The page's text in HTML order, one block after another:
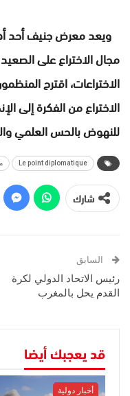
ويعد معرض جنيف أحد
مجال الاختراع على
الاختراعات، اقترح
الاختراع من الفكرة إلى
للنهوض بالحس العلمي
Le point diplomatique
شارك
السابق
رئيس الاتحاد الدولي لكرة
القدم يحل بالمغرب
قد يعجبك أيضا
أخبار دولية